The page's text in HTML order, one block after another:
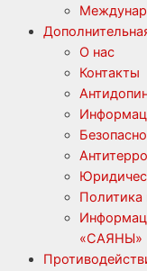
О нас
Контакты
Политика
«САЯНЫ»